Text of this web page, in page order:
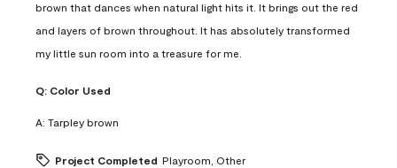
brown that dances when natural light hits it. It brings out the red
and layers of brown throughout. It has absolutely transformed
my little sun room into a treasure for me.
Q: Color Used
A: Tarpley brown
Project Completed Playroom, Other